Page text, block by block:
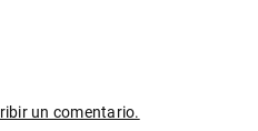
un comentario.